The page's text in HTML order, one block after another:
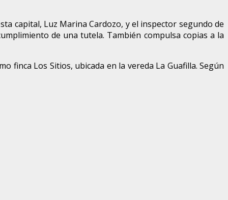
capital, Luz Marina Cardozo, y el inspector segundo de
de una tutela. También compulsa copias a la
finca Los Sitios, ubicada en la vereda La Guafilla. Según